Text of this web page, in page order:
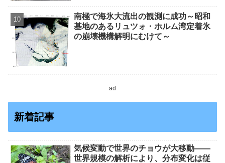
南極で海氷大流出の観測に成功～昭和
基地のあるリュツォ・ホルム湾定着氷
の崩壊機構解明にむけて～
ad
新着記事
気候変動で世界のチョウが大移動――
世界規模の解析により、分布変化は従